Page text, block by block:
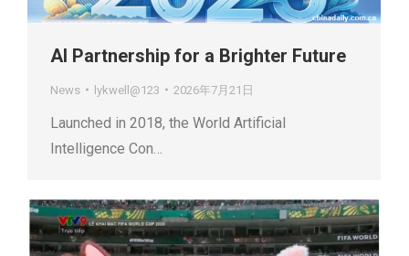
AI Partnership for a Brighter Future
News lykwell@123 2026年7月21日
Launched in 2018, the World Artificial
Intelligence Con…